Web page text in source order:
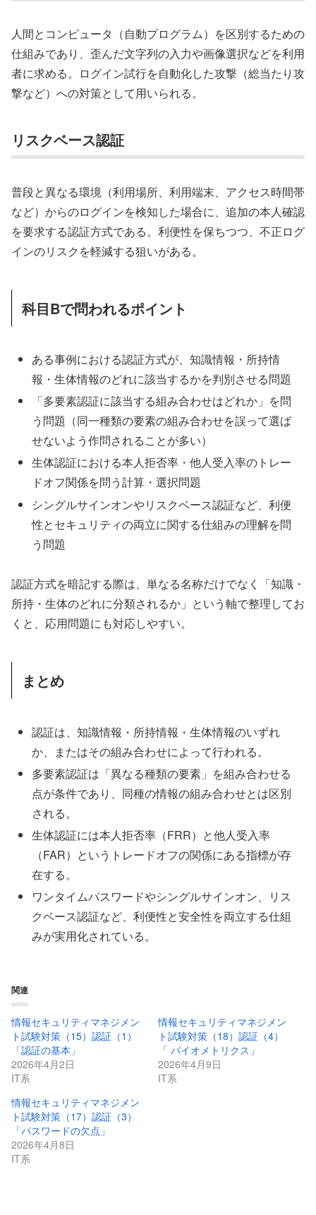
人間とコンピュータ（自動プログラム）を区別するための
仕組みであり、歪んだ文字列の入力や画像選択などを利用
者に求める。ログイン試行を自動化した攻撃（総当たり攻
撃など）への対策として用いられる。
リスクベース認証
普段と異なる環境（利用場所、利用端末、アクセス時間帯
など）からのログインを検知した場合に、追加の本人確認
を要求する認証方式である。利便性を保ちつつ、不正ログ
インのリスクを軽減する狙いがある。
科目Bで問われるポイント
ある事例における認証方式が、知識情報・所持情
報・生体情報のどれに該当するかを判別させる問題
「多要素認証に該当する組み合わせはどれか」を問
う問題（同一種類の要素の組み合わせを誤って選ば
せないよう作問されることが多い）
生体認証における本人拒否率・他人受入率のトレー
ドオフ関係を問う計算・選択問題
シングルサインオンやリスクベース認証など、利便
性とセキュリティの両立に関する仕組みの理解を問
う問題
認証方式を暗記する際は、単なる名称だけでなく「知識・
所持・生体のどれに分類されるか」という軸で整理してお
くと、応用問題にも対応しやすい。
まとめ
認証は、知識情報・所持情報・生体情報のいずれ
か、またはその組み合わせによって行われる。
多要素認証は「異なる種類の要素」を組み合わせる
点が条件であり、同種の情報の組み合わせとは区別
される。
生体認証には本人拒否率（FRR）と他人受入率
（FAR）というトレードオフの関係にある指標が存
在する。
ワンタイムパスワードやシングルサインオン、リス
クベース認証など、利便性と安全性を両立する仕組
みが実用化されている。
関連
情報セキュリティマネジメン
ト試験対策（15）認証（1）
「認証の基本」
2026年4月2日
IT系
情報セキュリティマネジメン
ト試験対策（18）認証（4）
「 バイオメトリクス」
2026年4月9日
IT系
情報セキュリティマネジメン
ト試験対策（17）認証（3）
「パスワードの欠点」
2026年4月8日
IT系